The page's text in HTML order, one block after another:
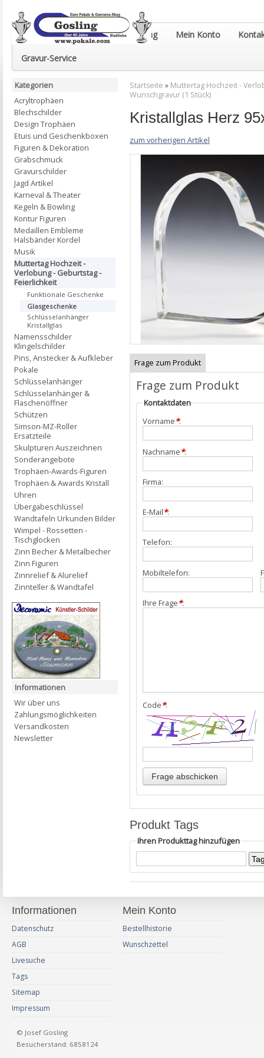
Euro-Pokale & Gravur-Shop Gosling Mein Konto
Gravur-Service
Startseite » Muttertag Hochzeit -
Wunschgravur (1 Stück)
Kristallglas Herz
zum vorherigen Artikel
Frage zum Produkt
Frage zum Produkt
Kontaktdaten
Vorname*:
Nachname*:
Firma:
E-Mail*:
Telefon:
Mobiltelefon:
Ihre Frage*:
Code*:
Produkt Tags
Ihren Produkttag hinzufügen
Kategorien
Acryltrophäen
Blechschilder
Design Trophäen
Etuis und Geschenkboxen
Figuren & Dekoration
Grabschmuck
Gravurschilder
Jagd Artikel
Karneval & Theater
Kegeln & Bowling
Kontur Figuren
Medaillen Embleme
Halsbänder Kordel
Musik
Muttertag Hochzeit -
Verlobung - Geburtstag -
Feierlichkeit
Funktionale Geschenke
Glasgeschenke
Schlüsselanhänger
Kristallglas
Namensschilder
Klingelschilder
Pins, Anstecker & Aufkleber
Pokale
Schlüsselanhänger
Schlüsselanhänger &
Flaschenöffner
Schützen
Simson-MZ-Roller
Ersatzteile
Skulpturen Auszeichnen
Sonderangebote
Trophäen-Awards-Figuren
Trophäen & Awards Kristall
Uhren
Übergabeschlüssel
Wandtafeln Urkunden Bilder
Wimpel - Rossetten -
Tischglocken
Zinn Becher & Metalbecher
Zinn Figuren
Zinnrelief & Alurelief
Zinnteller & Wandtafel
Informationen
Wir über uns
Zahlungsmöglichkeiten
Versandkosten
Newsletter
Informationen
Datenschutz
AGB
Livesuche
Tags
Sitemap
Impressum
Mein Konto
Bestellhistorie
Wunschzettel
© Josef Gosling
Besucherstand: 6858124